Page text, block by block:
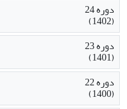
دوره 24
(1402)
دوره 23
(1401)
دوره 22
(1400)